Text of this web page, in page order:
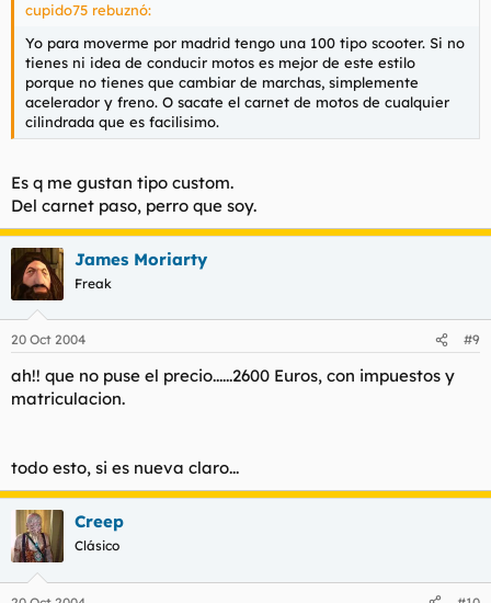
cupido75 rebuznó:
Yo para moverme por madrid tengo una 100 tipo scooter. Si no
tienes ni idea de conducir motos es mejor de este estilo
porque no tienes que cambiar de marchas, simplemente
acelerador y freno. O sacate el carnet de motos de cualquier
cilindrada que es facilisimo.
Es q me gustan tipo custom.
Del carnet paso, perro que soy.
James Moriarty
Freak
20 Oct 2004 #9
ah!! que no puse el precio......2600 Euros, con impuestos y
matriculacion.
todo esto, si es nueva claro...
Creep
Clásico